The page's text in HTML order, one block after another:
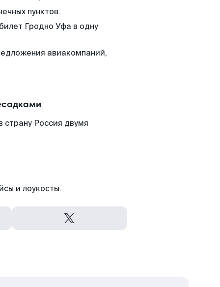
пунктов.
Гродно Уфа в одну
авиакомпаний,
Россия двумя
и лоукосты.